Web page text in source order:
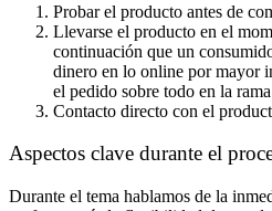
Probar el producto antes de
Llevarse el producto en el
continuación que un
dinero en lo online por mayor
el pedido sobre todo en la
Contacto directo con el
Aspectos clave durante el
Durante el tema hablamos de la